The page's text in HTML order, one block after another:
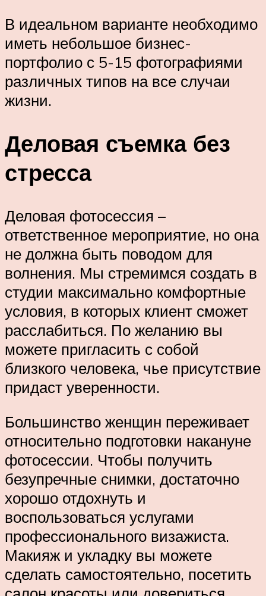
В идеальном варианте необходимо
иметь небольшое бизнес-
портфолио с 5-15 фотографиями
различных типов на все случаи
жизни.
Деловая съемка без
стресса
Деловая фотосессия –
ответственное мероприятие, но она
не должна быть поводом для
волнения. Мы стремимся создать в
студии максимально комфортные
условия, в которых клиент сможет
расслабиться. По желанию вы
можете пригласить с собой
близкого человека, чье присутствие
придаст уверенности.
Большинство женщин переживает
относительно подготовки накануне
фотосессии. Чтобы получить
безупречные снимки, достаточно
хорошо отдохнуть и
воспользоваться услугами
профессионального визажиста.
Макияж и укладку вы можете
сделать самостоятельно, посетить